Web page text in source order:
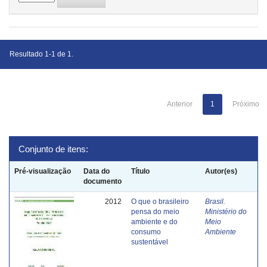
Resultado 1-1 de 1.
Anterior 1 Próximo
Conjunto de itens:
Pré-visualização
Data do
documento
Título Autor(es)
2012
O que o brasileiro
pensa do meio
ambiente e do
consumo
sustentável
Brasil.
Ministério do
Meio
Ambiente